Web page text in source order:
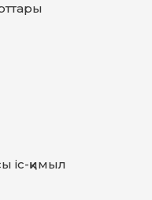
іс-қимыл